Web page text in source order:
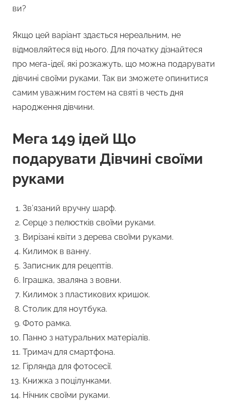
ви?
Якщо цей варіант здається нереальним, не
відмовляйтеся від нього. Для початку дізнайтеся
про мега-ідеї, які розкажуть, що можна подарувати
дівчині своїми руками. Так ви зможете опинитися
самим уважним гостем на святі в честь дня
народження дівчини.
Мега 149 ідей Що
подарувати Дівчині своїми
руками
Зв’язаний вручну шарф.
Серце з пелюстків своїми руками.
Вирізані квіти з дерева своїми руками.
Килимок в ванну.
Записник для рецептів.
Іграшка, зваляна з вовни.
Килимок з пластикових кришок.
Столик для ноутбука.
Фото рамка.
Панно з натуральних матеріалів.
Тримач для смартфона.
Гірлянда для фотосесії.
Книжка з поцілунками.
Нічник своїми руками.